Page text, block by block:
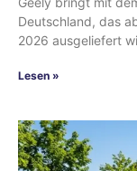
Deutschland, das
2026 ausgeliefert
Lesen »